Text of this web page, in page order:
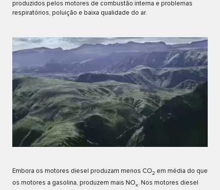
produzidos pelos motores de combustão interna e problemas
respiratórios, poluição e baixa qualidade do ar.
Embora os motores diesel produzam menos CO2 em média do que
os motores a gasolina, produzem mais NOx. Nos motores diesel